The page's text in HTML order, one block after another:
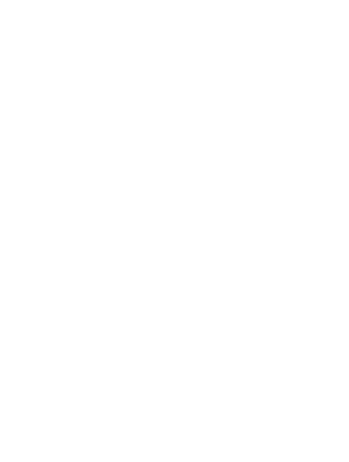
un article complet sur
notre guide sur
qui leur convient. Pour les peaux plus mates ou métisses, il faut parfois se
présente un plus grand choix de coloris.
sur tout le cerne : seulement dans le coin interne, à allonger sur un tiers
l'extérieur de l'œil, il n'y a souvent pas de trace de fatigue, et la peau y est
raisons pour ne pas couvrir. On étale à l’éponge de maquillage pour un
de matières disgracieux et peu naturel. On peut ajouter un peu de
à cacher les autres petits défauts cutanés.